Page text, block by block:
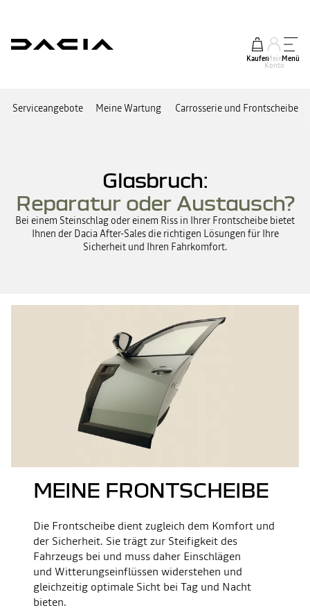
KaufenMein
Konto
Menü
Serviceangebote Meine Wartung Carrosserie und Frontscheibe
Glasbruch:
Reparatur oder Austausch?
Bei einem Steinschlag oder einem Riss in Ihrer Frontscheibe bietet
Ihnen der Dacia After-Sales die richtigen Lösungen für Ihre
Sicherheit und Ihren Fahrkomfort.
MEINE FRONTSCHEIBE
Die Frontscheibe dient zugleich dem Komfort und
der Sicherheit. Sie trägt zur Steifigkeit des
Fahrzeugs bei und muss daher Einschlägen
und Witterungseinflüssen widerstehen und
gleichzeitig optimale Sicht bei Tag und Nacht
bieten.